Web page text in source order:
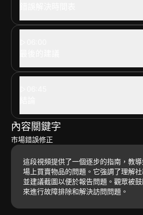
內容關鍵字
市場錯誤修正
這段視頻提供了一個逐步的指南，教
場上買賣物品的問題。它強調了理解社
並建議截圖以便於報告問題。觀眾被
來進行故障排除和解決訪問問題。